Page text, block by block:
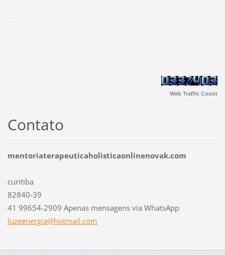
Web Traffic Count
Contato
mentoriaterapeuticaholisticaonlinenovak.com
curitiba
82840-39
41 99654-2909 Apenas mensagens via WhatsApp
luzeenergia@hotmail.com